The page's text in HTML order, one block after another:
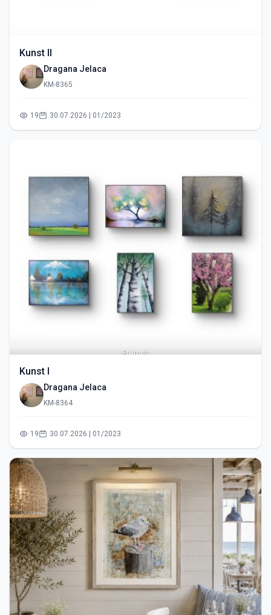
Kunst II
Dragana Jelaca
KM-8365
19 30.07.2026 | 01/2023
Kunst I
Dragana Jelaca
KM-8364
19 30.07.2026 | 01/2023